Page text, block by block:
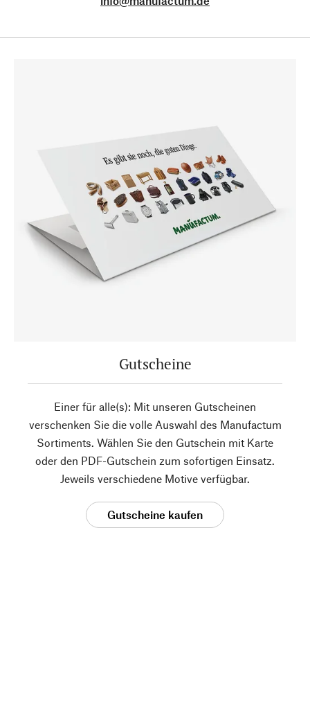
Gutscheine
Einer für alle(s): Mit unseren Gutscheinen
verschenken Sie die volle Auswahl des Manufactum
Sortiments. Wählen Sie den Gutschein mit Karte
oder den PDF-Gutschein zum sofortigen Einsatz.
Jeweils verschiedene Motive verfügbar.
Gutscheine kaufen